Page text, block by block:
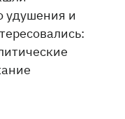
удушения и